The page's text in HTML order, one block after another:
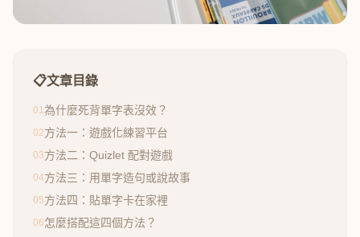
📋文章目錄
01 為什麼死背單字表沒效？
02方法一：遊戲化練習平台
03方法二：Quizlet 配對遊戲
04方法三：用單字造句或說故事
05方法四：貼單字卡在家裡
06怎麼搭配這四個方法？